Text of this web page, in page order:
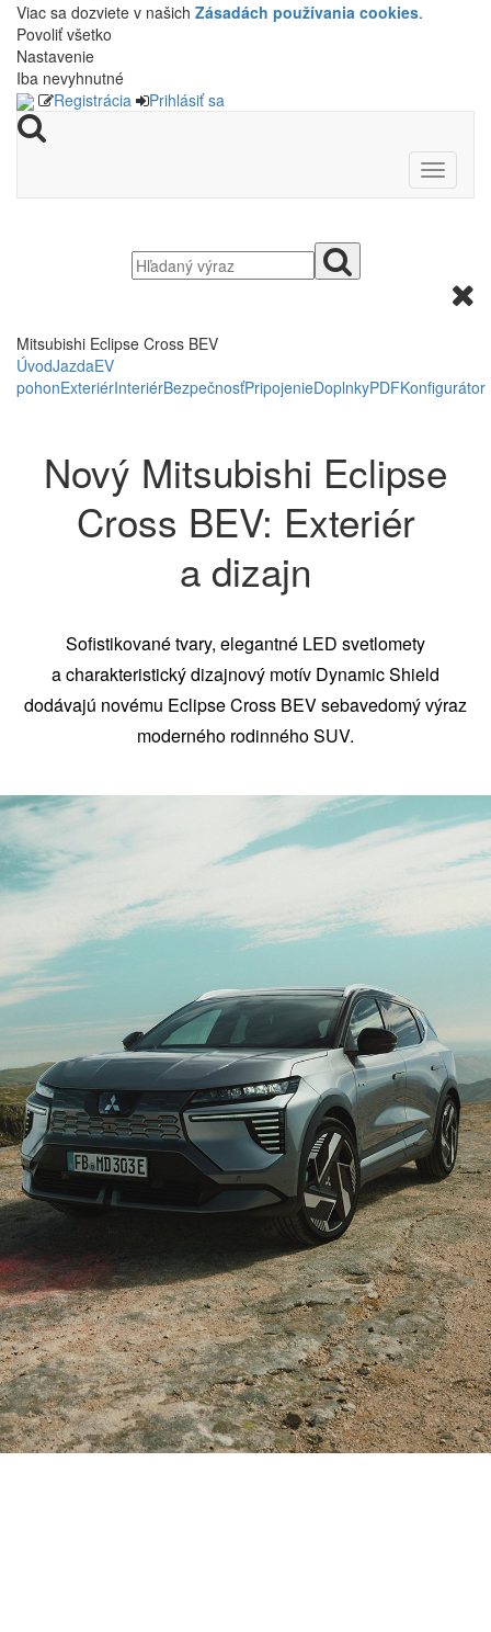
Viac sa dozviete v našich Zásadách používania cookies.
Povoliť všetko
Nastavenie
Iba nevyhnutné
Registrácia
Prihlásiť sa
Mitsubishi Eclipse Cross BEV
ÚvodJazdaEV
pohonExteriérInteriérBezpečnosťPripojenieDoplnkyPDFKonfigurátor
Nový Mitsubishi Eclipse
Cross BEV: Exteriér
a dizajn
Sofistikované tvary, elegantné LED svetlomety
a charakteristický dizajnový motív Dynamic Shield
dodávajú novému Eclipse Cross BEV sebavedomý výraz
moderného rodinného SUV.